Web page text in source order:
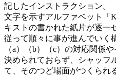
記したインストラクション。
文字を示すアルファベット「
キストの書かれた紙片が逐一
従って順々に事が進んでいく
（a）（b）（c）の対応関係
決められておらず、シャッフ
て、そのつど場面がつくられ